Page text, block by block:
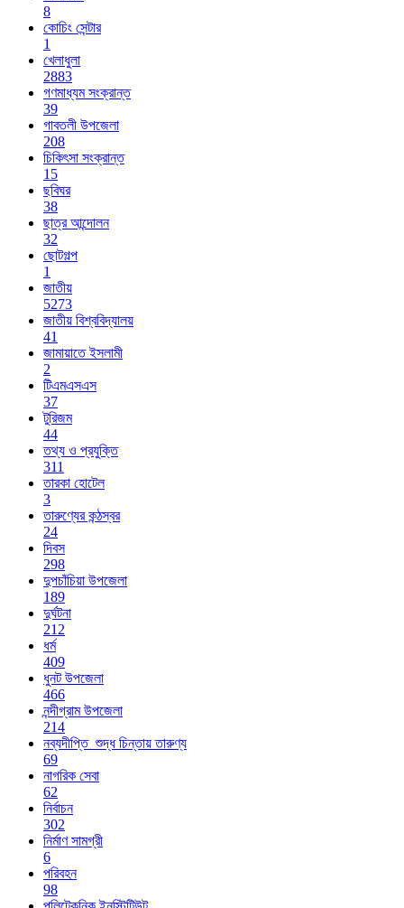
8
কোচিং সেন্টার
1
খেলাধুলা
2883
গণমাধ্যম সংক্রান্ত
39
গাবতলী উপজেলা
208
চিকিৎসা সংক্রান্ত
15
ছবিঘর
38
ছাত্র আন্দোলন
32
ছোটগল্প
1
জাতীয়
5273
জাতীয় বিশ্ববিদ্যালয়
41
জামায়াতে ইসলামী
2
টিএমএসএস
37
টুরিজম
44
তথ্য ও প্রযুক্তি
311
তারকা হোটেল
3
তারুণ্যের কন্ঠস্বর
24
দিবস
298
দুপচাঁচিয়া উপজেলা
189
দুর্ঘটনা
212
ধর্ম
409
ধুনট উপজেলা
466
নন্দীগ্রাম উপজেলা
214
নব্যদীপ্তি_শুদ্ধ চিন্তায় তারুণ্য
69
নাগরিক সেবা
62
নির্বাচন
302
নির্মাণ সামগ্রী
6
পরিবহন
98